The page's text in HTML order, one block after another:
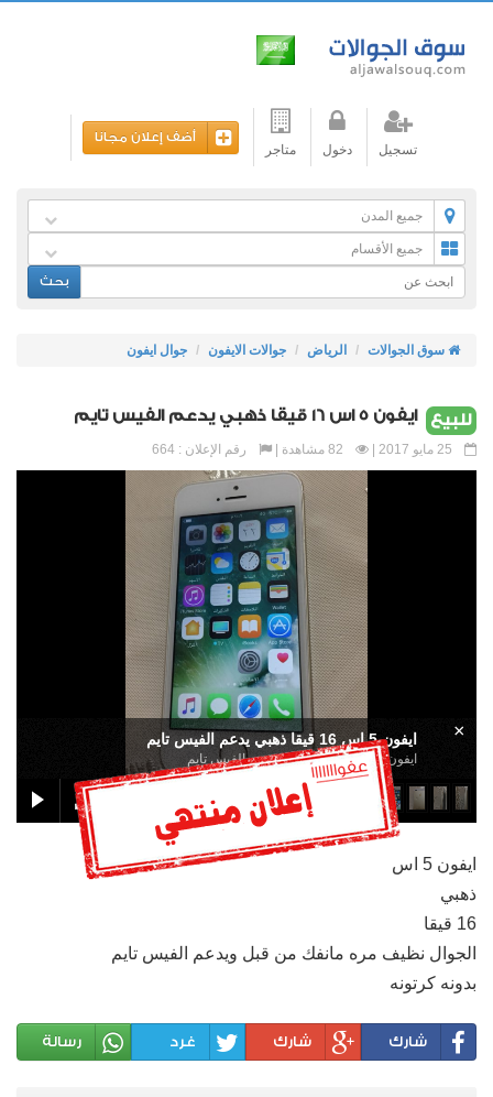
تسجيل دخول متاجر
أضف إعلان مجانا
جميع المدن
جميع الأقسام
بحث
سوق الجوالات الرياض جوالات الايفون جوال ايفون
للبيع ايفون 5 اس 16 قيقا ذهبي يدعم الفيس تايم
رقم الإعلان : 664
ايفون 5 اس 16 قيقا ذهبي يدعم الفيس تايم
ايفون 5 اس 16 قيقا ذهبي يدعم الفيس تايم
×
ايفون 5 اس
ذهبي
16 قيقا
الجوال نظيف مره مانفك من قبل ويدعم الفيس تايم
بدونه كرتونه
شارك شارك غرد رسالة